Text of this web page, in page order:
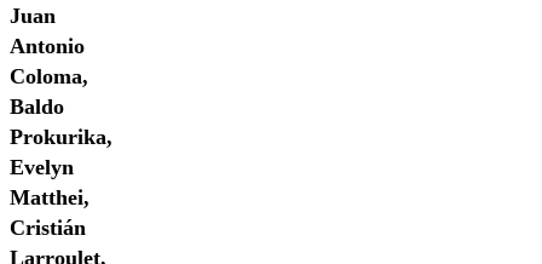
Juan
Antonio
Coloma,
Baldo
Prokurika,
Evelyn
Matthei,
Cristián
Larroulet,